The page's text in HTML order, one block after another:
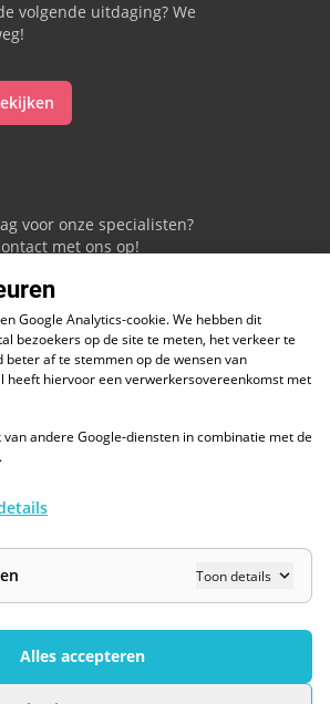
voor onze specialisten?
met ons op!
LinkedIn
volgende uitdaging? We
en informatiebeveiliging
Google Analytics-cookie. We hebben dit
bezoekers op de site te meten, het verkeer te
beter af te stemmen op de wensen van
heeft hiervoor een verwerkersovereenkomst met
andere Google-diensten in combinatie met de
Toon details
Alles accepteren